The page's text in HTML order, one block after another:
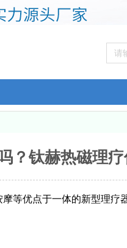
？钛赫热磁理
等优点于一体的新型理疗